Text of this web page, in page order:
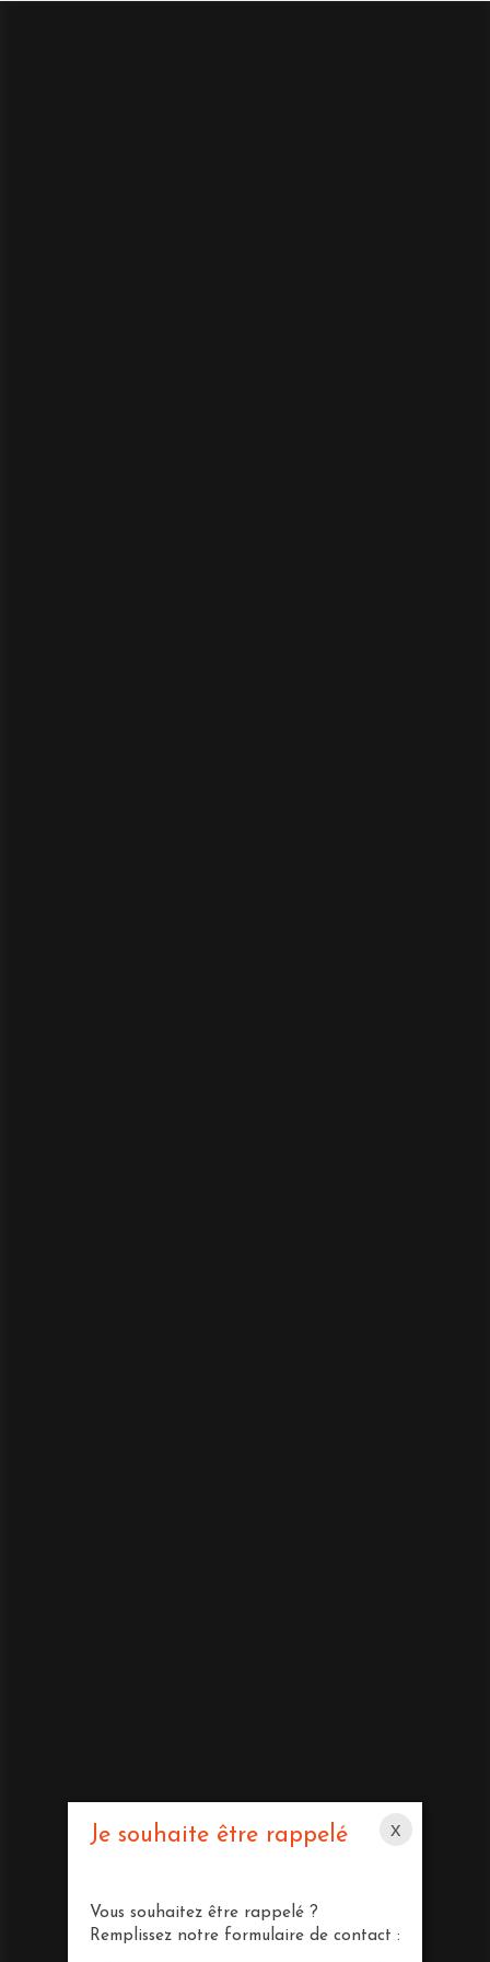
Je souhaite être rappelé x
Vous souhaitez être rappelé ?
Remplissez notre formulaire de contact :